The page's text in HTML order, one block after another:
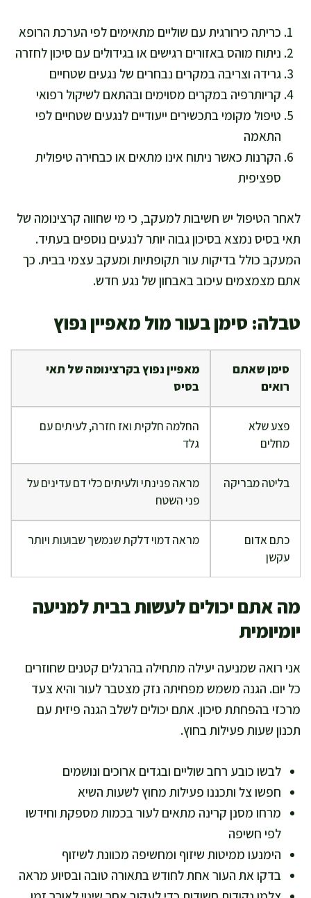
כריתה כירורגית עם שוליים מתאימים לפי הערכת הרופא
ניתוח מוהס באזורים רגישים או בגידולים עם סיכון לחזרה
גרידה וצריבה במקרים נבחרים של נגעים שטחיים
קריותרפיה במקרים מסוימים ובהתאם לשיקול רפואי
טיפול מקומי בתכשירים ייעודיים לנגעים שטחיים לפי
התאמה
הקרנות כאשר ניתוח אינו מתאים או כבחירה טיפולית
ספציפית
לאחר הטיפול יש חשיבות למעקב, כי מי שחווה קרצינומה של
תאי בסיס נמצא בסיכון גבוה יותר לנגעים נוספים בעתיד.
המעקב כולל בדיקות עור תקופתיות ומעקב עצמי בבית. כך
אתם מצמצמים עיכוב באבחון של נגע חדש.
טבלה: סימן בעור מול מאפיין נפוץ
סימן שאתם
רואים
מאפיין נפוץ בקרצינומה של תאי
בסיס
פצע שלא
מחלים
החלמה חלקית ואז חזרה, לעיתים עם
גלד
בליטה מבריקה
מראה פנינתי ולעיתים כלי דם עדינים על
פני השטח
כתם אדום
עקשן
מראה דמוי דלקת שנמשך שבועות ויותר
מה אתם יכולים לעשות בבית למניעה
יומיומית
אני רואה שמניעה יעילה מתחילה בהרגלים קטנים שחוזרים
כל יום. הגנה משמש מפחיתה נזק מצטבר לעור והיא צעד
מרכזי בהפחתת סיכון. אתם יכולים לשלב הגנה פיזית עם
תכנון שעות פעילות בחוץ.
לבשו כובע רחב שוליים ובגדים ארוכים ונושמים
חפשו צל ותכננו פעילות מחוץ לשעות השיא
מרחו מסנן קרינה מתאים לעור בכמות מספקת וחידשו
לפי חשיפה
הימנעו ממיטות שיזוף ומחשיפה מכוונת לשיזוף
בדקו את העור אחת לחודש בתאורה טובה ובסיוע מראה